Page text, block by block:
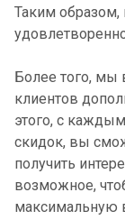
Таким
Более того, мы
клиентов
этого, с
скидок, вы
получить
возможное,
максимальную